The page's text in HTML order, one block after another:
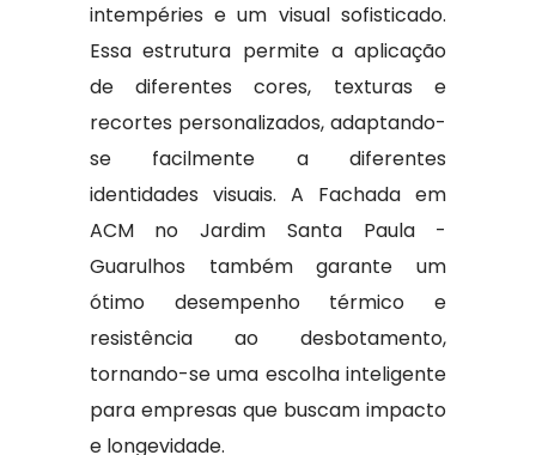
intempéries e um visual sofisticado.
Essa estrutura permite a aplicação
de diferentes cores, texturas e
recortes personalizados, adaptando-
se facilmente a diferentes
identidades visuais. A Fachada em
ACM no Jardim Santa Paula -
Guarulhos também garante um
ótimo desempenho térmico e
resistência ao desbotamento,
tornando-se uma escolha inteligente
para empresas que buscam impacto
e longevidade.